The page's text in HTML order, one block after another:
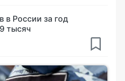
в России за год
тысяч